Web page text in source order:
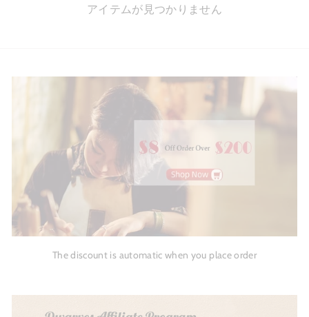
アイテムが見つかりません
The discount is automatic when you place order